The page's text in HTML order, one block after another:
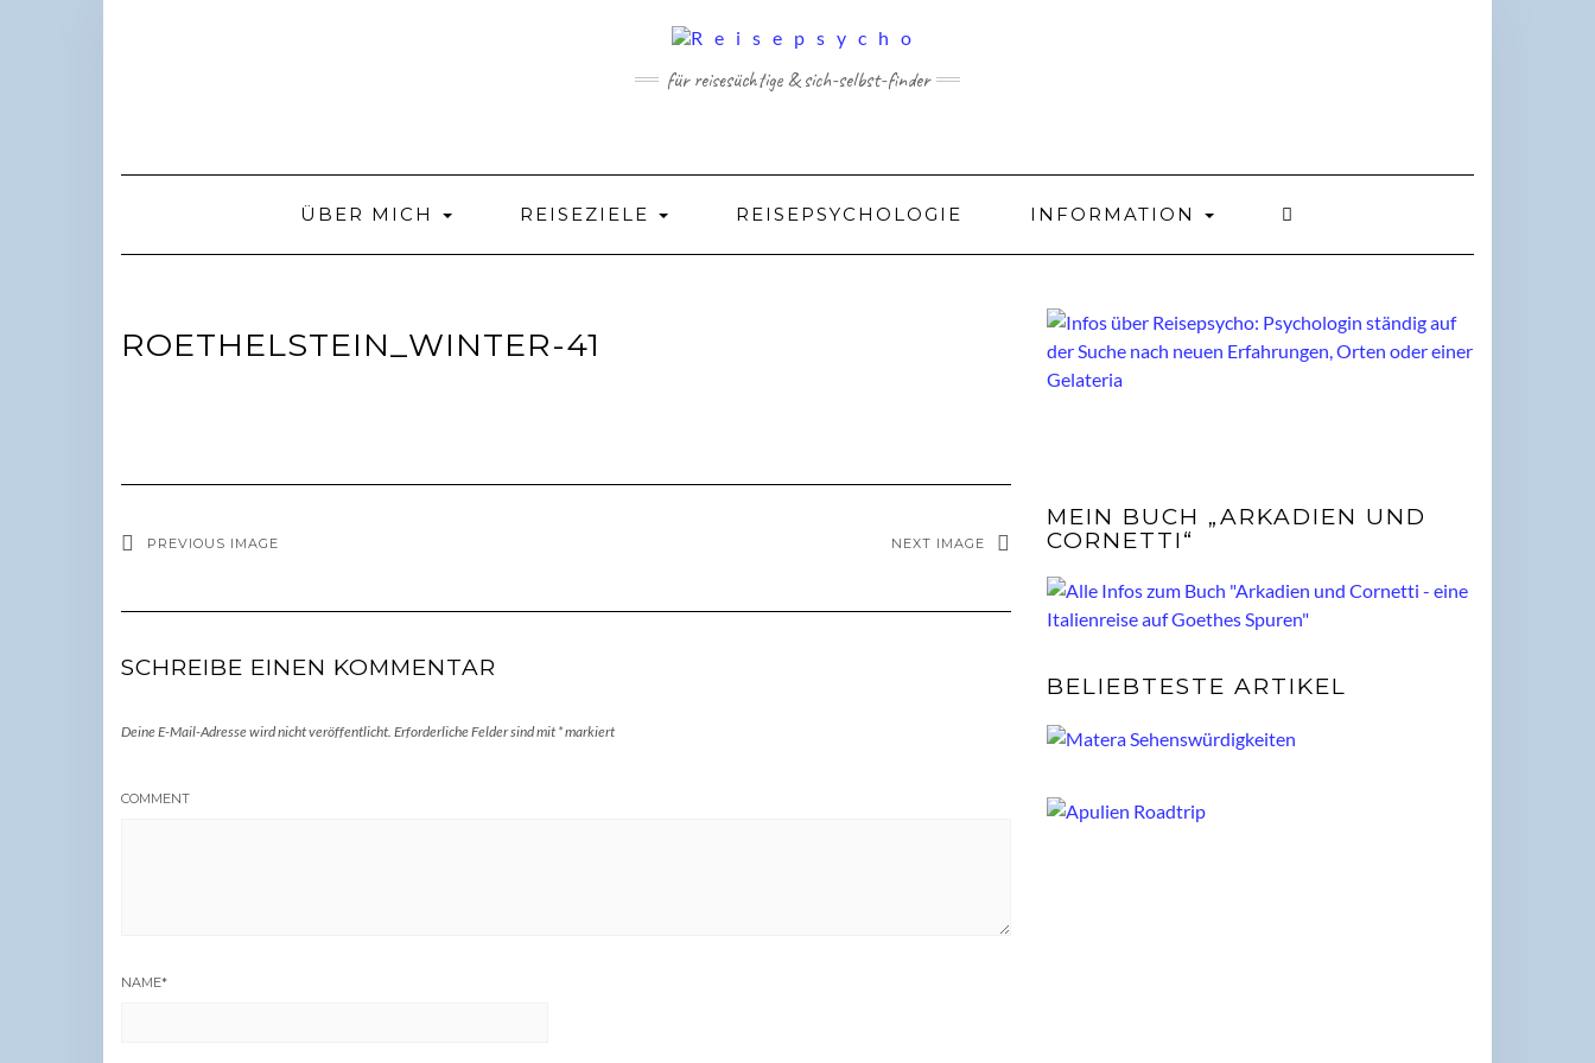
für reisesüchtige & sich-selbst-finder
ÜBER MICH REISEZIELE REISEPSYCHOLOGIE INFORMATION
ROETHELSTEIN_WINTER-41
PREVIOUS IMAGE NEXT IMAGE
SCHREIBE EINEN KOMMENTAR
Deine E-Mail-Adresse wird nicht veröffentlicht. Erforderliche Felder sind mit *markiert
COMMENT
NAME*
MEIN BUCH „ARKADIEN UND
CORNETTI“
BELIEBTESTE ARTIKEL